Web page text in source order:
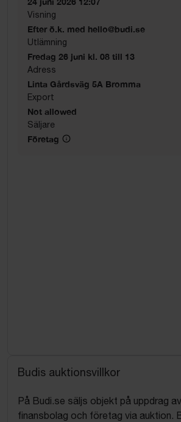
Visning
Efter ö.k. med hello@budi.se
Utlämning
Fredag 26 juni kl. 08 till 13
Adress
Linta Gårdsväg 5A Bromma
Export
Not allowed
Säljare
Företag
Budis auktionsvillkor
På Budi.se säljs objekt på uppdrag
finansbolag och företag via auktion.